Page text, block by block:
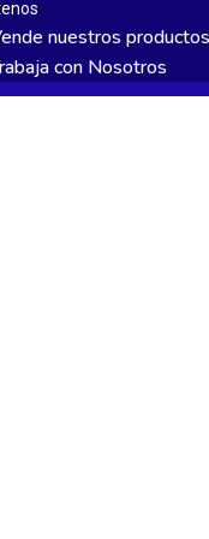
nuestros
con Nosotros